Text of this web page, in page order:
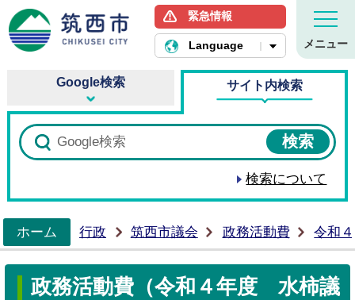
筑西市ホームページ
緊急情報
Language メニュー
Google検索 サイト内検索
検索について
ホーム
行政 筑西市議会 政務活動費 令和
政務活動費（令和４年度 水柿議